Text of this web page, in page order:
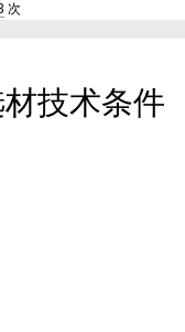
次
技术条件